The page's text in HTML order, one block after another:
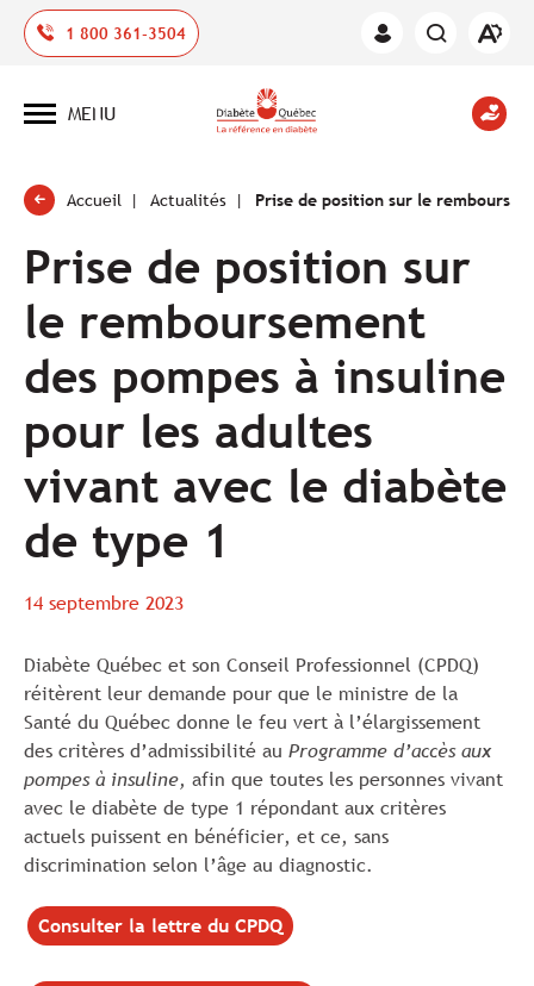
1 800 361-3504
Espace
Ouvrir
Ouvrir
site
MENU
Accueil Actualités Prise de position sur le
Prise de position sur
le remboursement
des pompes à insuline
pour les adultes
vivant avec le diabète
de type 1
14 septembre 2023
Diabète Québec et son Conseil Professionnel (CPDQ)
réitèrent leur demande pour que le ministre de la
Santé du Québec donne le feu vert à l’élargissement
des critères d’admissibilité au Programme d’accès aux
pompes à insuline, afin que toutes les personnes vivant
avec le diabète de type 1 répondant aux critères
actuels puissent en bénéficier, et ce, sans
discrimination selon l’âge au diagnostic.
Consulter la lettre du CPDQ